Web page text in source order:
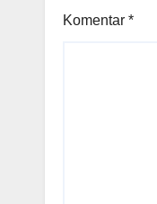
Komentar *